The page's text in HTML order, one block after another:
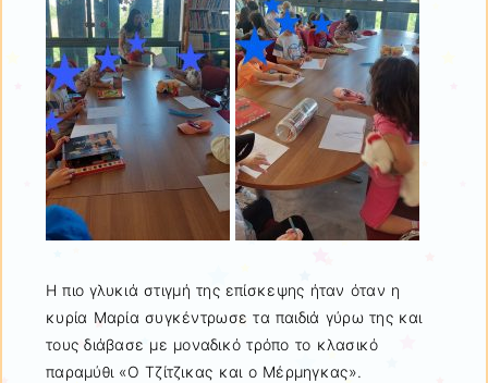
Η πιο γλυκιά στιγμή της επίσκεψης ήταν όταν η
κυρία Μαρία συγκέντρωσε τα παιδιά γύρω της και
τους διάβασε με μοναδικό τρόπο το κλασικό
παραμύθι «Ο Τζίτζικας και ο Μέρμηγκας».